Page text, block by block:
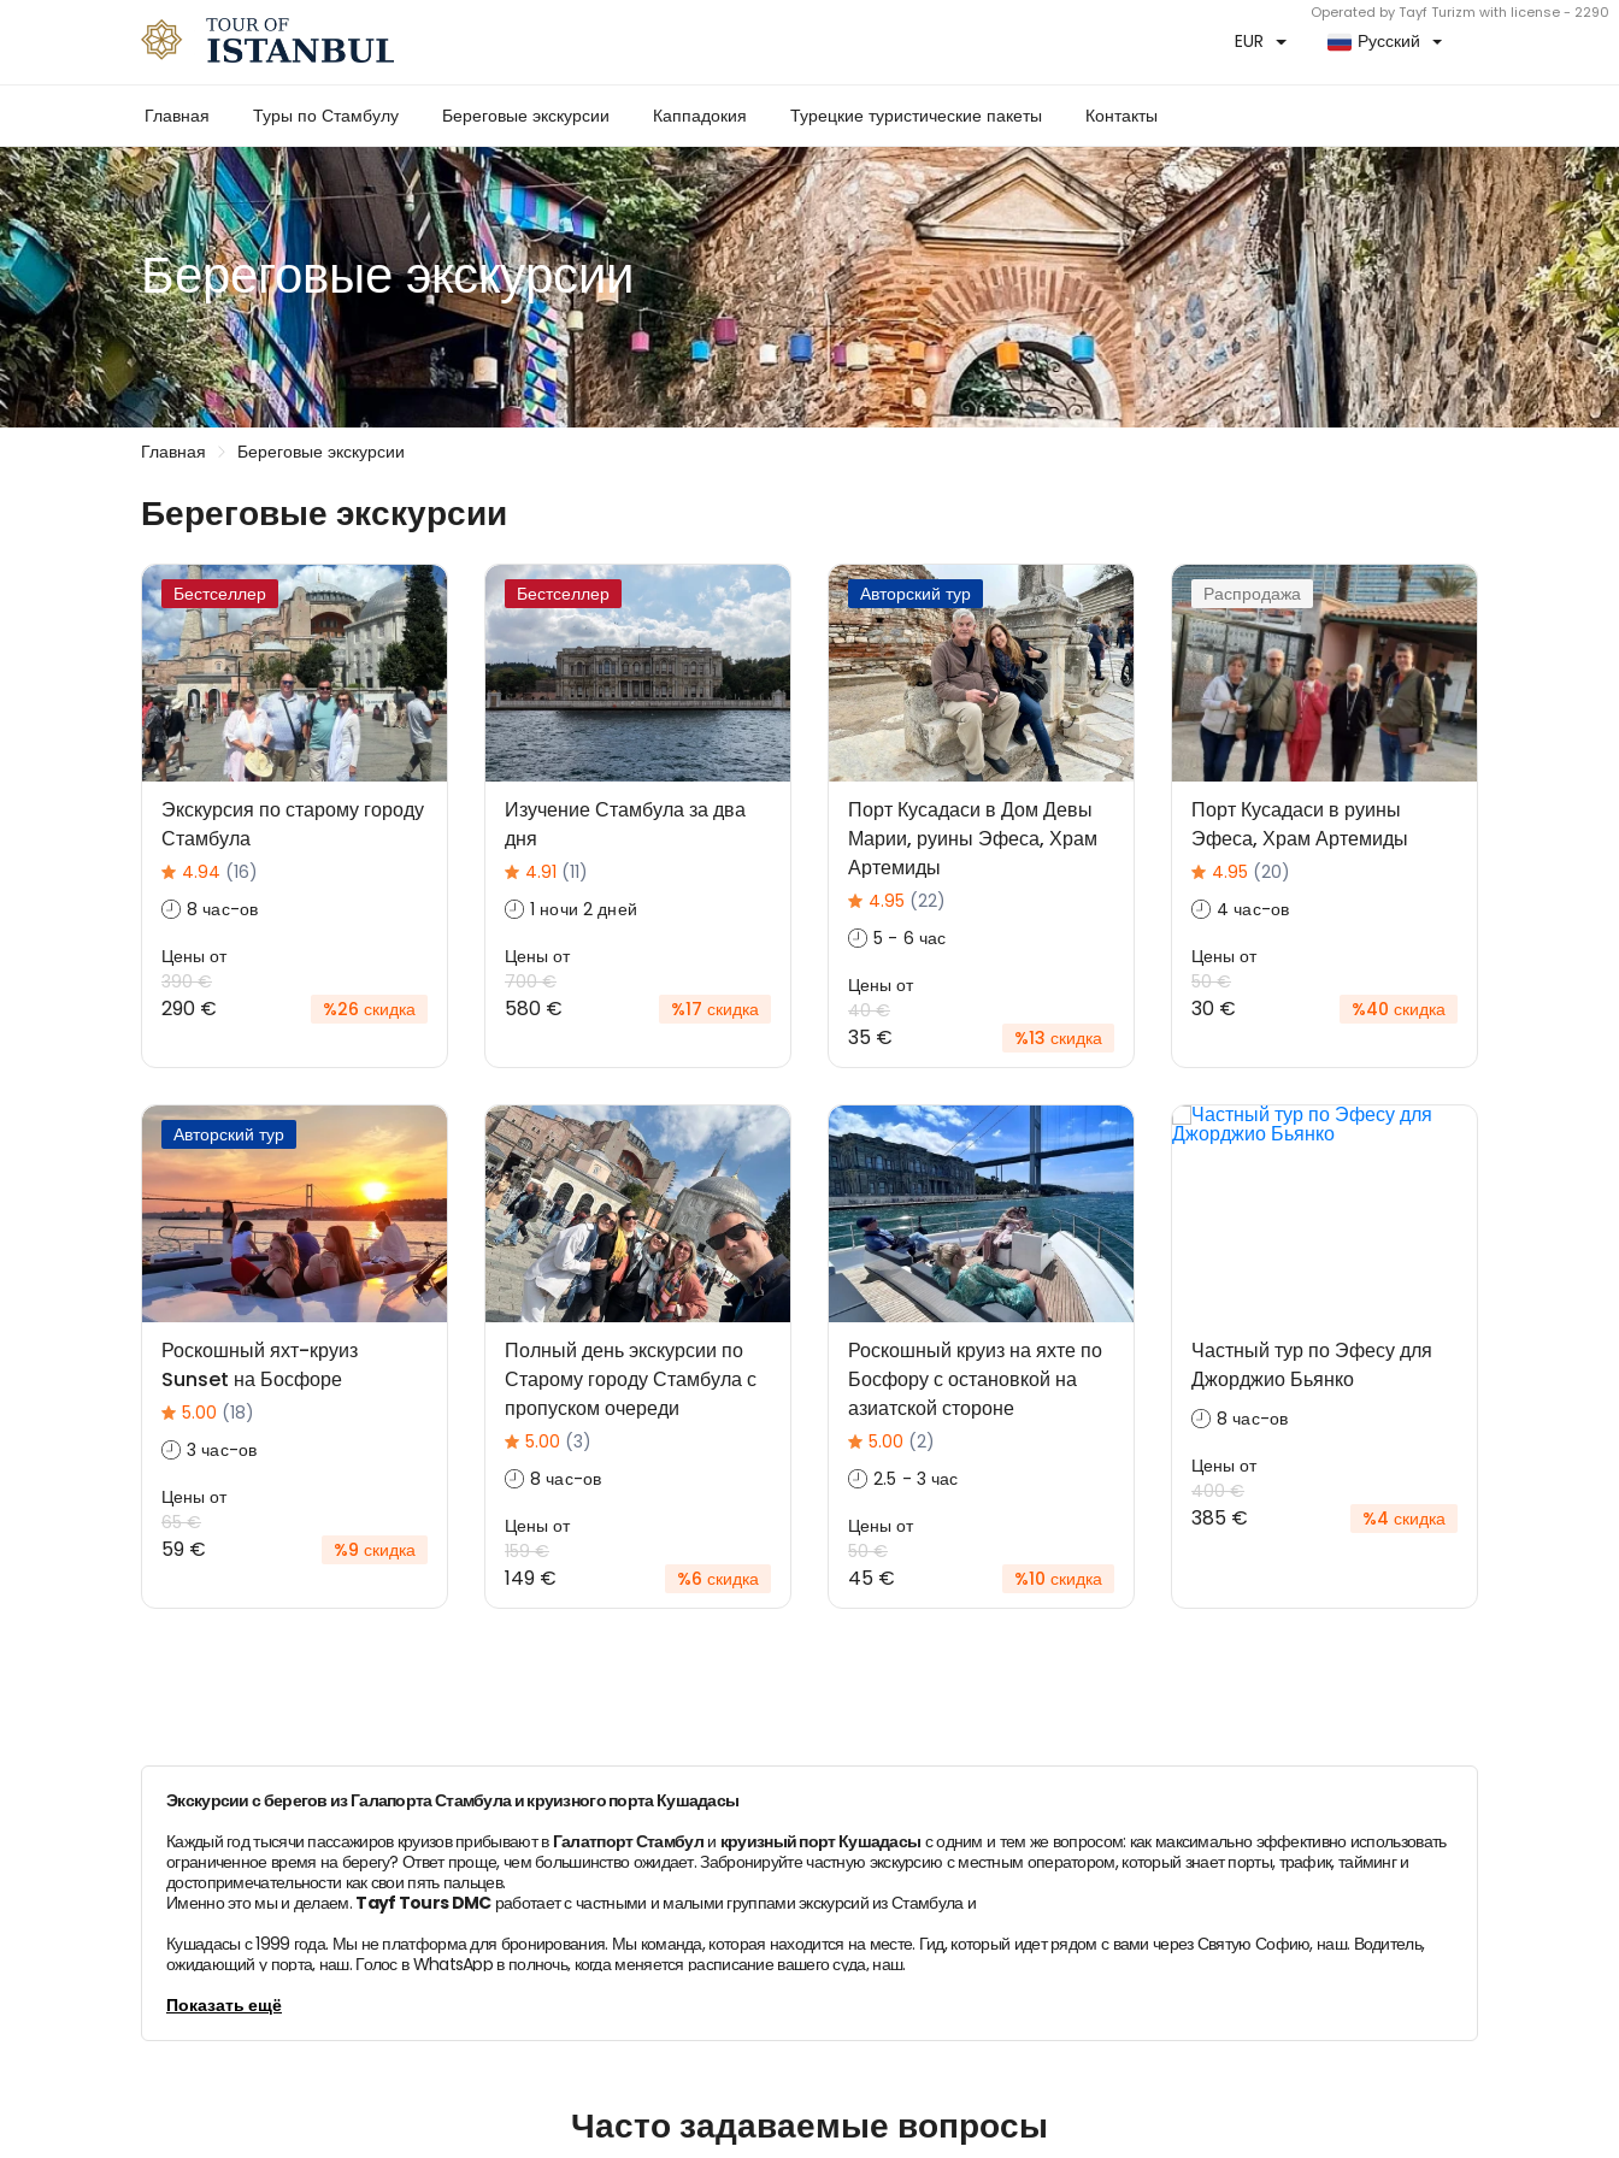
Operated by Tayf Turizm with license - 2290
EUR Русский
Главная Туры по Стамбулу Береговые экскурсии Каппадокия Турецкие туристические пакеты Контакты
Береговые экскурсии
Главная Береговые экскурсии
Береговые экскурсии
Бестселлер
Экскурсия по старому городу
Стамбула
4.94 (16)
8 час-ов
Цены от
390 €
290 € %26 скидка
Бестселлер
Изучение Стамбула за два
дня
4.91 (11)
1 ночи 2 дней
Цены от
700 €
580 € %17 скидка
Авторский тур
Порт Кусадаси в Дом Девы
Марии, руины Эфеса, Храм
Артемиды
4.95 (22)
5 - 6 час
Цены от
40 €
35 € %13 скидка
Распродажа
Порт Кусадаси в руины
Эфеса, Храм Артемиды
4.95 (20)
4 час-ов
Цены от
50 €
30 € %40 скидка
Авторский тур
Роскошный яхт-круиз
Sunset на Босфоре
5.00 (18)
3 час-ов
Цены от
65 €
59 € %9 скидка
Полный день экскурсии по
Старому городу Стамбула с
пропуском очереди
5.00 (3)
8 час-ов
Цены от
159 €
149 € %6 скидка
Роскошный круиз на яхте по
Босфору с остановкой на
азиатской стороне
5.00 (2)
2.5 - 3 час
Цены от
50 €
45 € %10 скидка
Частный тур по Эфесу для
Джорджио Бьянко
8 час-ов
Цены от
400 €
385 € %4 скидка
Экскурсии с берегов из Галапорта Стамбула и круизного порта Кушадасы
Каждый год тысячи пассажиров круизов прибывают в Галатпорт Стамбули круизный порт Кушадасы с одним и тем же вопросом: как максимально эффективно использовать
ограниченное время на берегу? Ответ проще, чем большинство ожидает. Забронируйте частную экскурсию с местным оператором, который знает порты, трафик, тайминг и
достопримечательности как свои пять пальцев.
Именно это мы и делаем. Tayf Tours DMCработает с частными и малыми группами экскурсий из Стамбула и
Кушадасы с 1999 года. Мы не платформа для бронирования. Мы команда, которая находится на месте. Гид, который идет рядом с вами через Святую Софию, наш. Водитель,
ожидающий у порта, наш. Голос в WhatsApp в полночь, когда меняется расписание вашего суда, наш.
Почему стоит забронировать частную экскурсию вместо экскурсии от круизной компании?
вниманием к вам. И если вы отстаете на Гранд-базаре, группа продолжает движение без вас.
туристической карте, ваш гид точно знает, куда вас повести.
Показать ещё
Часто задаваемые вопросы